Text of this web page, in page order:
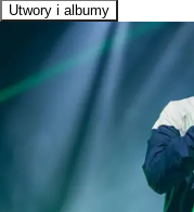
Utwory i albumy